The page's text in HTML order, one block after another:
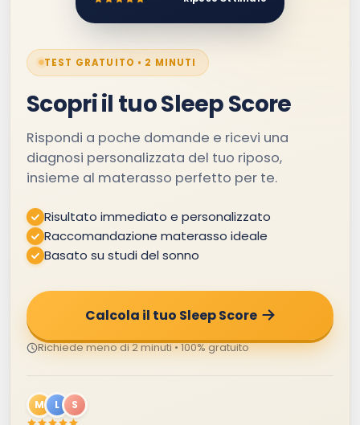
TEST GRATUITO • 2 MINUTI
Scopri il tuo Sleep Score
Rispondi a poche domande e ricevi una
diagnosi personalizzata del tuo riposo,
insieme al materasso perfetto per te.
Risultato immediato e personalizzato
Raccomandazione materasso ideale
Basato su studi del sonno
Calcola il tuo Sleep Score
Richiede meno di 2 minuti • 100% gratuito
M L S